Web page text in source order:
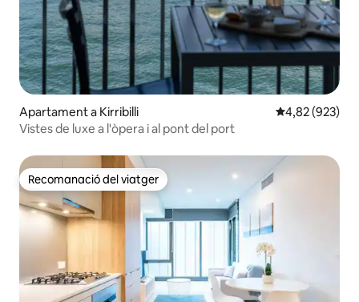
Apartament a Kirribilli 4,82 de
4,82 (923)
Vistes de luxe a l'òpera i al pont del port
Recomanació del viatger
Recomanació del viatger